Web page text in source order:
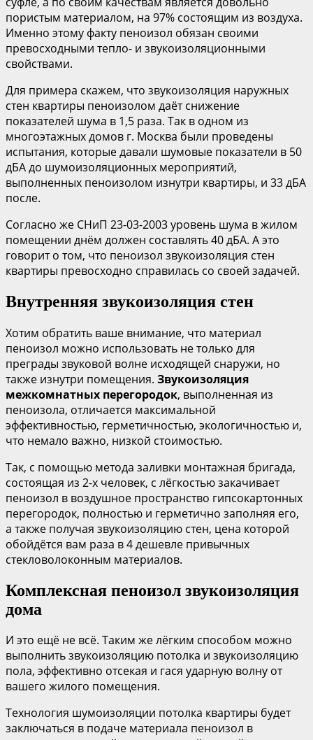
пористым материалом, на 97% состоящим из воздуха.
Именно этому факту пеноизол обязан своими
превосходными тепло- и звукоизоляционными
свойствами.
Для примера скажем, что звукоизоляция наружных
стен квартиры пеноизолом даёт снижение
показателей шума в 1,5 раза. Так в одном из
многоэтажных домов г. Москва были проведены
испытания, которые давали шумовые показатели в 50
дБА до шумоизоляционных мероприятий,
выполненных пеноизолом изнутри квартиры, и 33 дБА
после.
Согласно же СНиП 23-03-2003 уровень шума в жилом
помещении днём должен составлять 40 дБА. А это
говорит о том, что пеноизол звукоизоляция стен
квартиры превосходно справилась со своей задачей.
Внутренняя звукоизоляция стен
Хотим обратить ваше внимание, что материал
пеноизол можно использовать не только для
преграды звуковой волне исходящей снаружи, но
также изнутри помещения. Звукоизоляция
межкомнатных перегородок, выполненная из
пеноизола, отличается максимальной
эффективностью, герметичностью, экологичностью и,
что немало важно, низкой стоимостью.
Так, с помощью метода заливки монтажная бригада,
состоящая из 2-х человек, с лёгкостью закачивает
пеноизол в воздушное пространство гипсокартонных
перегородок, полностью и герметично заполняя его,
а также получая звукоизоляцию стен, цена которой
обойдётся вам раза в 4 дешевле привычных
стекловолоконным материалов.
Комплексная пеноизол звукоизоляция
дома
И это ещё не всё. Таким же лёгким способом можно
выполнить звукоизоляцию потолка и звукоизоляцию
пола, эффективно отсекая и гася ударную волну от
вашего жилого помещения.
Технология шумоизоляции потолка квартиры будет
заключаться в подаче материала пеноизол в